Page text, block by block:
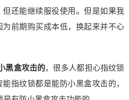
还能继续服役使用。但是如果我
前期购买成本低，换起来并不心
黑盒攻击的，很多人都担心指纹锁
指纹锁都是能防小黑盒攻击的，